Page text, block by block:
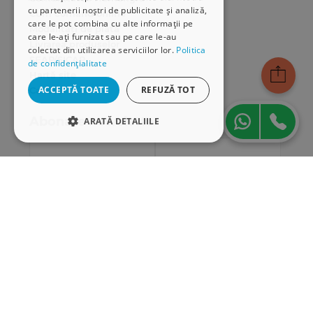
cu partenerii noștri de publicitate și analiză,
care le pot combina cu alte informații pe
care le-ați furnizat sau pe care le-au
colectat din utilizarea serviciilor lor. Politica
de confidențialitate
ACCEPTĂ TOATE REFUZĂ TOT
ARATĂ DETALIILE
Cum comand online
Modalități de plată
Livrarea produselor
SEAP/SICAP
Hartă site
Cariere
Abonare newsletter